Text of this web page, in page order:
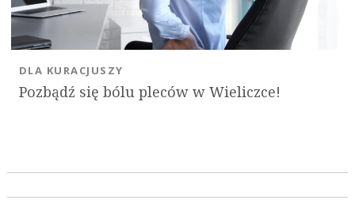
Pozbądź się bólu pleców w Wieliczce!
DLA KURACJUSZY